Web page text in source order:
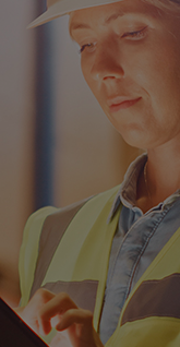
Groupe Mobilitas,
filiales à travers le
de toute la
bureaux ou de sites